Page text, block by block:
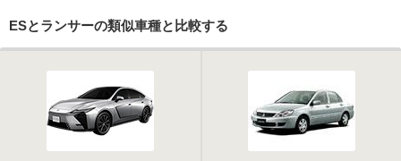
ESとランサーの類似車種と比較する